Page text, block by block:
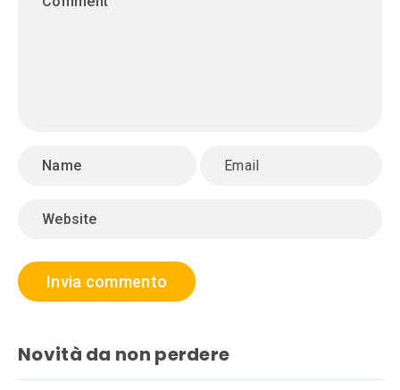
Novità da non perdere